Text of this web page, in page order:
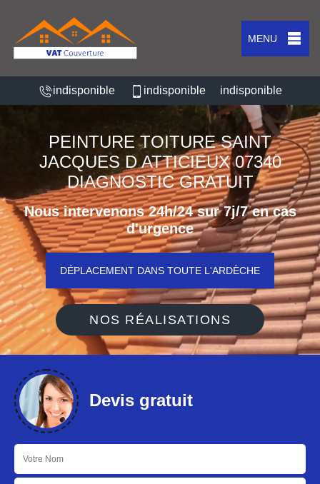
MENU
indisponible indisponible indisponible
PEINTURE TOITURE SAINT
JACQUES D ATTICIEUX 07340
DIAGNOSTIC GRATUIT
Nous intervenons 24h/24 sur 7j/7 en cas
d'urgence
DÉPLACEMENT DANS TOUTE L'ARDÈCHE
NOS RÉALISATIONS
Devis gratuit